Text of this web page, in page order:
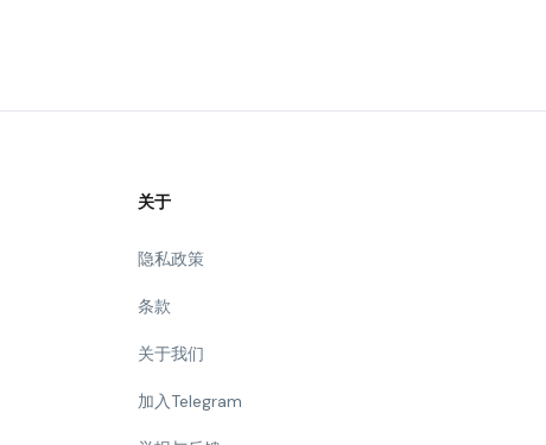
关于
隐私政策
条款
关于我们
加入Telegram